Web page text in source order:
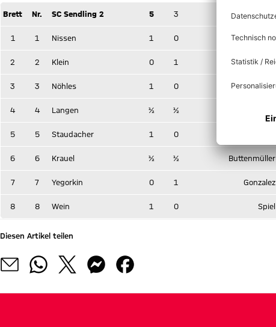
Brett Nr. SC Sendling 2 5 3 FC Bayern 5
1 1 Nissen 1 0 Bäuml
2 2 Klein 0 1 Todd
3 3 Nöhles 1 0 Galow
4 4 Langen ½ ½
5 5 Staudacher 1 0
6 6 Krauel ½ ½ Buttenmüller
7 7 Yegorkin 0 1 Gonzalez
8 8 Wein 1 0 Spiel
Diesen Artikel teilen